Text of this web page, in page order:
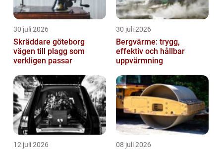
30 juli 2026
Skräddare göteborg
vägen till plagg som
verkligen passar
30 juli 2026
Bergvärme: trygg,
effektiv och hållbar
uppvärmning
12 juli 2026 08 juli 2026